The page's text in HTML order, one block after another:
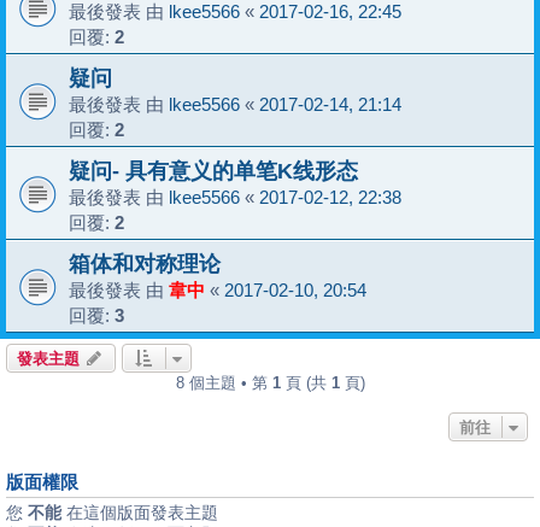
最後發表 由 lkee5566 « 2017-02-16, 22:45
回覆: 2
疑问
最後發表 由 lkee5566 « 2017-02-14, 21:14
回覆: 2
疑问- 具有意义的单笔K线形态
最後發表 由 lkee5566 « 2017-02-12, 22:38
回覆: 2
箱体和对称理论
最後發表 由 韋中 « 2017-02-10, 20:54
回覆: 3
發表主題
8 個主題 • 第 1頁 (共 1頁)
前往
版面權限
您 不能在這個版面發表主題